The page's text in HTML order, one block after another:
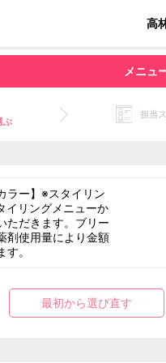
高
メニュ
ぶ
担当
ラー】※スタイリン
イリングメニューか
ただきます。ブリー
剤使用量により金額
。
最初から選び直す